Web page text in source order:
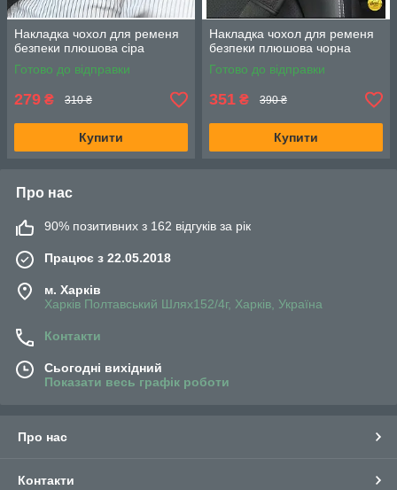
Накладка чохол для ременя
безпеки плюшова сіра
Готово до відправки
279 ₴ 310 ₴
Купити
Накладка чохол для ременя
безпеки плюшова чорна
Готово до відправки
351 ₴ 390 ₴
Купити
Про нас
90% позитивних з 162 відгуків за рік
Працює з 22.05.2018
м. Харків
Харків Полтавський Шлях152/4г, Харків, Україна
Контакти
Сьогодні вихідний
Показати весь графік роботи
Про нас
Контакти